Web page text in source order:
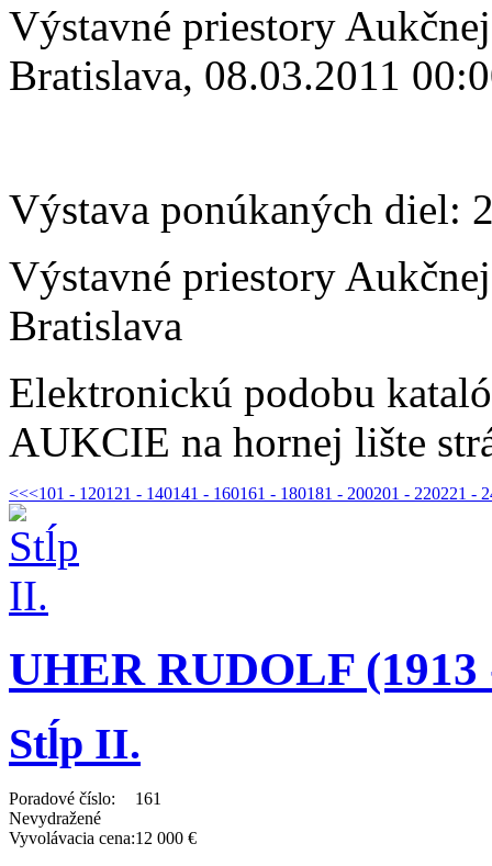
Výstavné priestory
Bratislava, 08.03.2011
Výstava ponúkaných diel:
Výstavné priestory
Bratislava
Elektronickú podobu
AUKCIE na hornej lište
<<<101 - 120121 - 140141 - 160161 - 180181 - 200201 - 220221 -
UHER RUDOLF (1913
Stĺp II.
Poradové číslo:
161
Nevydražené
Vyvolávacia cena:12 000 €